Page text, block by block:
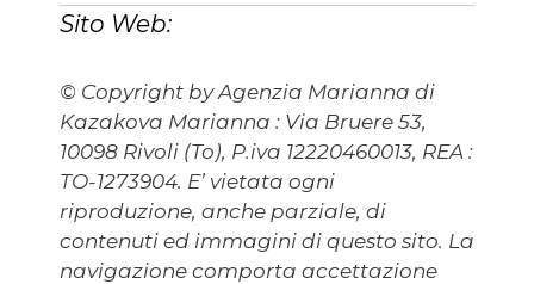
Sito Web:
© Copyright by Agenzia Marianna di
Kazakova Marianna : Via Bruere 53,
10098 Rivoli (To), P.iva 12220460013, REA :
TO-1273904. E’ vietata ogni
riproduzione, anche parziale, di
contenuti ed immagini di questo sito. La
navigazione comporta accettazione